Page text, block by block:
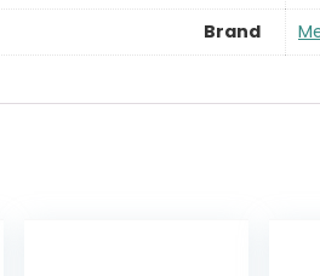
Brand